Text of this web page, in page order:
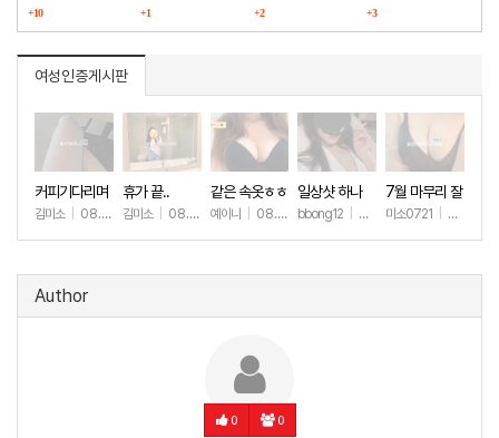
구매했습니다
+10
다
+1 +2
마그라
+3
여성인증게시판
커피기다리며
(안야함)
김미소 08.08 +42
휴가 끝..
김미소 08.07 +194
같은 속옷ㅎㅎ
예이니 08.04 +72
일상샷 하나
bbong12 07.31+90
7월 마무리 잘
하세요🫶
미소0721 07.31
Author
0 0